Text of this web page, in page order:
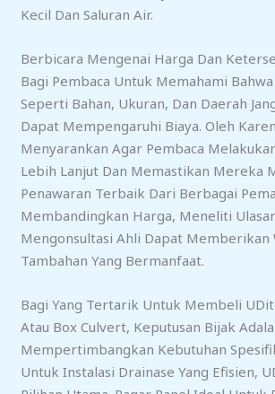
Kecil Dan Saluran Air.
Berbicara Mengenai Harga Dan
Bagi Pembaca Untuk Memahami
Seperti Bahan, Ukuran, Dan Daerah
Dapat Mempengaruhi Biaya. Oleh
Menyarankan Agar Pembaca
Lebih Lanjut Dan Memastikan Mereka
Penawaran Terbaik Dari Berbagai
Membandingkan Harga, Meneliti
Mengonsultasi Ahli Dapat Memberikan
Tambahan Yang Bermanfaat.
Bagi Yang Tertarik Untuk Membeli
Atau Box Culvert, Keputusan Bijak
Mempertimbangkan Kebutuhan
Untuk Instalasi Drainase Yang Efisien,